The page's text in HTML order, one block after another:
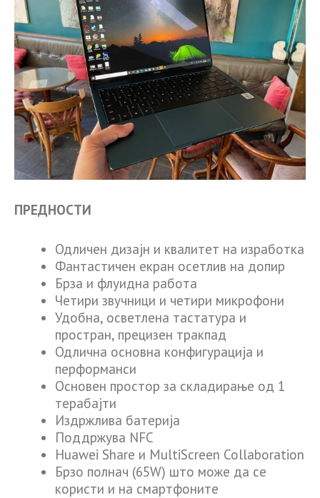
ПРЕДНОСТИ
Одличен дизајн и квалитет на изработка
Фантастичен екран осетлив на допир
Брза и флуидна работа
Четири звучници и четири микрофони
Удобна, осветлена тастатура и
простран, прецизен тракпад
Одлична основна конфигурација и
перформанси
Основен простор за складирање од 1
терабајти
Издржлива батерија
Поддржува NFC
Huawei Share и MultiScreen Collaboration
Брзо полнaч (65W) што може да се
користи и на смартфоните